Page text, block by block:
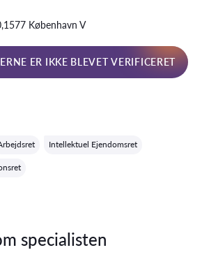
København V
ER IKKE BLEVET VERIFICERET
Intellektuel Ejendomsret
specialisten